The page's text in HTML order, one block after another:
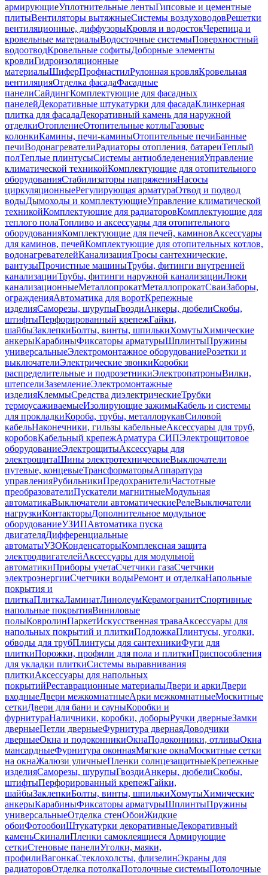
армирующиеУплотнительные лентыГипсовые и цементные
плитыВентиляторы вытяжныеСистемы воздуховодовРешетки
вентиляционные, диффузорыКровля и водостокЧерепица и
кровельные материалыВодосточные системыПоверхностный
водоотводКровельные софитыДоборные элементы
кровлиГидроизоляционные
материалыШиферПрофнастилРулонная кровляКровельная
вентиляцияОтделка фасадаФасадные
панелиСайдингКомплектующие для фасадных
панелейДекоративные штукатурки для фасадаКлинкерная
плитка для фасадаДекоративный камень для наружной
отделкиОтоплениеОтопительные котлыГазовые
колонкиКамины, печи-каминыОтопительные печиБанные
печиВодонагревателиРадиаторы отопления, батареиТеплый
полТеплые плинтусыСистемы антиобледененияУправление
климатической техникойКомплектующие для отопительного
оборудованияСтабилизаторы напряженияНасосы
циркуляционныеРегулирующая арматураОтвод и подвод
водыДымоходы и комплектующиеУправление климатической
техникойКомплектующие для радиаторовКомплектующие для
теплого полаТопливо и аксессуары для отопительного
оборудованияКомплектующие для печей, каминовАксессуары
для каминов, печейКомплектующие для отопительных котлов,
водонагревателейКанализацияТросы сантехнические,
вантузыПрочистные машиныТрубы, фитинги внутренней
канализацииТрубы, фитинги наружной канализацииЛюки
канализационныеМеталлопрокатМеталлопрокатСваиЗаборы,
огражденияАвтоматика для воротКрепежные
изделияСаморезы, шурупыГвоздиАнкеры, дюбелиСкобы,
штифтыПерфорированный крепежГайки,
шайбыЗаклепкиБолты, винты, шпилькиХомутыХимические
анкерыКарабиныФиксаторы арматурыШплинтыПружины
универсальныеЭлектромонтажное оборудованиеРозетки и
выключателиЭлектрические звонкиКоробки
распределительные и подрозетникиЭлектропатроныВилки,
штепселиЗаземлениеЭлектромонтажные
изделияКлеммыСредства диэлектрическиеТрубки
термоусаживаемыеИзолирующие зажимыКабель и системы
для прокладкиКороба, трубы, металлорукавСиловой
кабельНаконечники, гильзы кабельныеАксессуары для труб,
коробовКабельный крепежАрматура СИПЭлектрощитовое
оборудованиеЭлектрощитыАксессуары для
электрощитаШины электротехническиеВыключатели
путевые, концевыеТрансформаторыАппаратура
управленияРубильникиПредохранителиЧастотные
преобразователиПускатели магнитныеМодульная
автоматикаВыключатели автоматическиеРелеВыключатели
нагрузкиКонтакторыДополнительное модульное
оборудованиеУЗИПАвтоматика пуска
двигателяДифференциальные
автоматыУЗОКонденсаторыКомплексная защита
электродвигателейАксессуары для модульной
автоматикиПриборы учетаСчетчики газаСчетчики
электроэнергииСчетчики водыРемонт и отделкаНапольные
покрытия и
плиткаПлиткаЛаминатЛинолеумКерамогранитСпортивные
напольные покрытияВиниловые
полыКовролинПаркетИскусственная траваАксессуары для
напольных покрытий и плиткиПодложкаПлинтусы, уголки,
обводы для трубПлинтусы для сантехникиФуги для
плиткиПорожки, профили для пола и плиткиПриспособления
для укладки плиткиСистемы выравнивания
плиткиАксессуары для напольных
покрытийРеставрационные материалыДвери и аркиДвери
входныеДвери межкомнатныеАрки межкомнатныеМоскитные
сеткиДвери для бани и сауныКоробки и
фурнитураНаличники, коробки, доборыРучки дверныеЗамки
дверныеПетли дверныеФурнитура двернаяДоводчики
дверныеОкна и подоконникиОкнаПодоконники, отливыОкна
мансардныеФурнитура оконнаяМягкие окнаМоскитные сетки
на окнаЖалюзи уличныеПленки солнцезащитныеКрепежные
изделияСаморезы, шурупыГвоздиАнкеры, дюбелиСкобы,
штифтыПерфорированный крепежГайки,
шайбыЗаклепкиБолты, винты, шпилькиХомутыХимические
анкерыКарабиныФиксаторы арматурыШплинтыПружины
универсальныеОтделка стенОбоиЖидкие
обоиФотообоиШтукатурки декоративныеДекоративный
каменьСкиналиПленки самоклеящиеся Армирующие
сеткиСтеновые панелиУголки, маяки,
профилиВагонкаСтеклохолсты, флизелинЭкраны для
радиаторовОтделка потолкаПотолочные системыПотолочные